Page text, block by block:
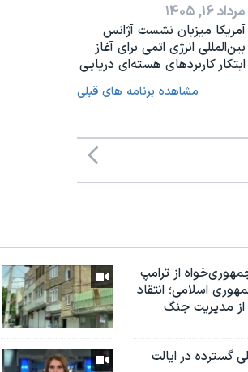
مرداد ۱۶, ۱۴۰۵
آمریکا میزبان نشست آژانس
بین‌المللی انرژی اتمی برای آغاز
ابتکار کاربردهای هسته‌ای دریایی
مشاهده برنامه های قبلی
از ترامپ
اسلامی؛ انتقاد
از مدیریت جنگ
در ایالت